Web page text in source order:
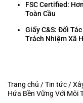
FSC Certified:
Toàn Cầu
Giấy C&S: Đối
Trách Nhiệm Xã
Trang chủ /Tin tức /
Hứa Bền Vững Với Môi